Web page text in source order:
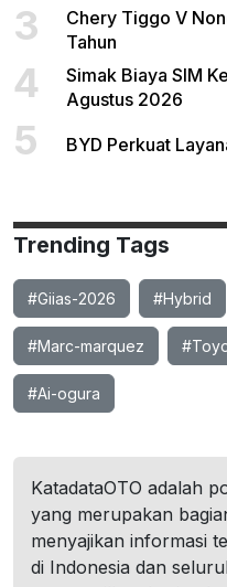
3
Chery Tiggo V
Tahun
4
Simak Biaya SIM
Agustus 2026
5 BYD Perkuat
Trending Tags
#Giias-2026 #Hybrid
#Marc-marquez
#Ai-ogura
KatadataOTO adalah
yang merupakan
menyajikan informasi
di Indonesia dan